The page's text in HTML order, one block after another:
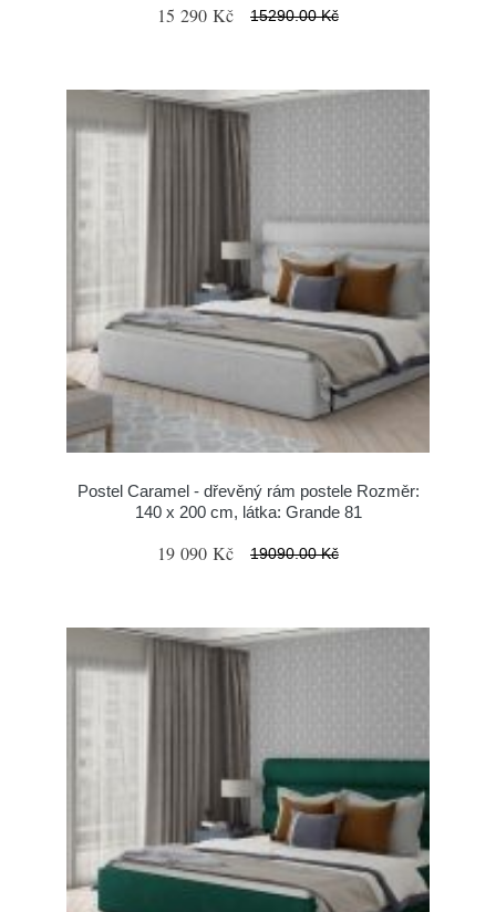
15 290 Kč 15290.00 Kč
Postel Caramel - dřevěný rám postele Rozměr:
140 x 200 cm, látka: Grande 81
19 090 Kč 19090.00 Kč